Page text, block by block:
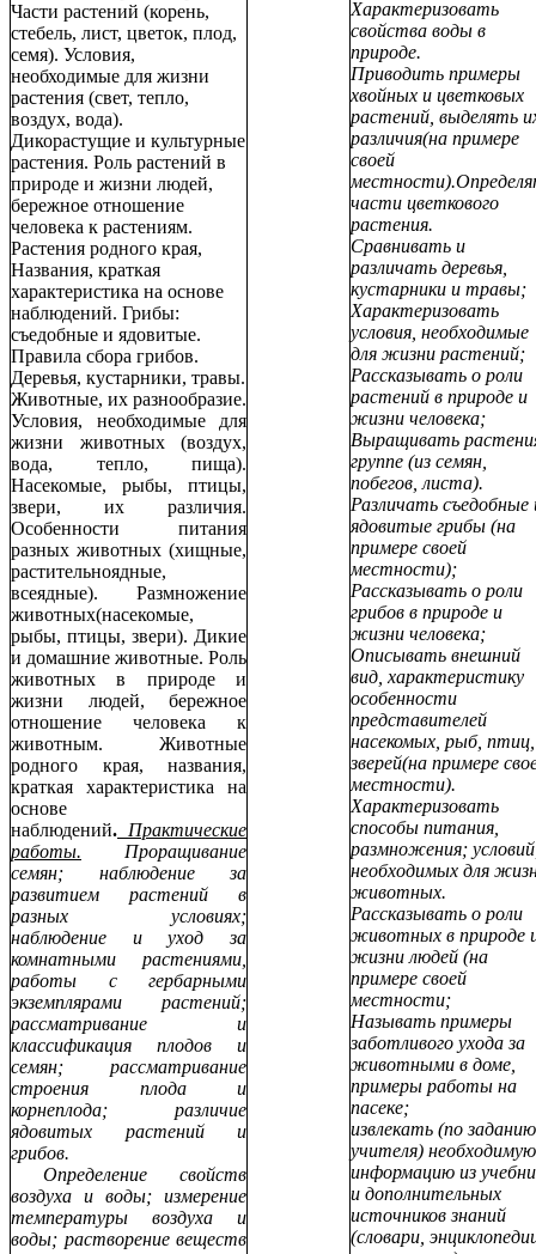
Части растений (корень,
стебель, лист, цветок, плод,
семя). Условия,
необходимые для жизни
растения (свет, тепло,
воздух, вода).
Дикорастущие и культурные
растения. Роль растений в
природе и жизни людей,
бережное отношение
человека к растениям.
Растения родного края,
Названия, краткая
характеристика на основе
наблюдений. Грибы:
съедобные и ядовитые.
Правила сбора грибов.
Деревья, кустарники, травы.
Животные, их разнообразие.
Условия, необходимые для
жизни животных (воздух,
вода, тепло, пища).
Насекомые, рыбы, птицы,
звери, их различия.
Особенности питания
разных животных (хищные,
растительноядные,
всеядные). Размножение
животных(насекомые,
рыбы, птицы, звери). Дикие
и домашние животные. Роль
животных в природе и
жизни людей, бережное
отношение человека к
животным. Животные
родного края, названия,
краткая характеристика на
основе
наблюдений. Практические
работы. Проращивание
семян; наблюдение за
развитием растений в
разных условиях;
наблюдение и уход за
комнатными растениями,
работы с гербарными
экземплярами растений;
рассматривание и
классификация плодов и
семян; рассматривание
строения плода и
корнеплода; различие
ядовитых растений и
грибов.
Определение свойств
воздуха и воды; измерение
температуры воздуха и
воды; растворение веществ
Характеризовать
свойства воды в
природе.
Приводить примеры
хвойных и цветковых
растений, выделять
различия(на примере
своей
части цветкового
растения.
Сравнивать и
различать деревья,
кустарники и травы;
Характеризовать
условия, необходимые
для жизни растений;
Рассказывать о роли
растений в природе и
жизни человека;
Выращивать
группе (из семян,
побегов, листа).
Различать съедобные
ядовитые грибы (на
примере своей
местности);
Рассказывать о роли
грибов в природе и
жизни человека;
Описывать внешний
вид, характеристику
особенности
представителей
насекомых, рыб, птиц,
зверей(на примере
местности).
Характеризовать
способы питания,
размножения;
необходимых для
животных.
Рассказывать о роли
животных в природе
жизни людей (на
примере своей
местности;
Называть примеры
заботливого ухода за
животными в доме,
примеры работы на
пасеке;
извлекать (по заданию
учителя) необходимую
информацию из
и дополнительных
источников знаний
(словари,